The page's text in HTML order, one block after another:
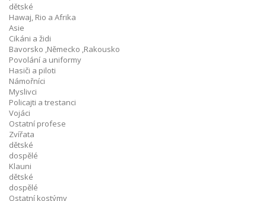
dětské
Hawaj, Rio a Afrika
Asie
Cikáni a židi
Bavorsko ,Německo ,Rakousko
Povolání a uniformy
Hasiči a piloti
Námořníci
Myslivci
Policajti a trestanci
Vojáci
Ostatní profese
Zvířata
dětské
dospělé
Klauni
dětské
dospělé
Ostatní kostýmy